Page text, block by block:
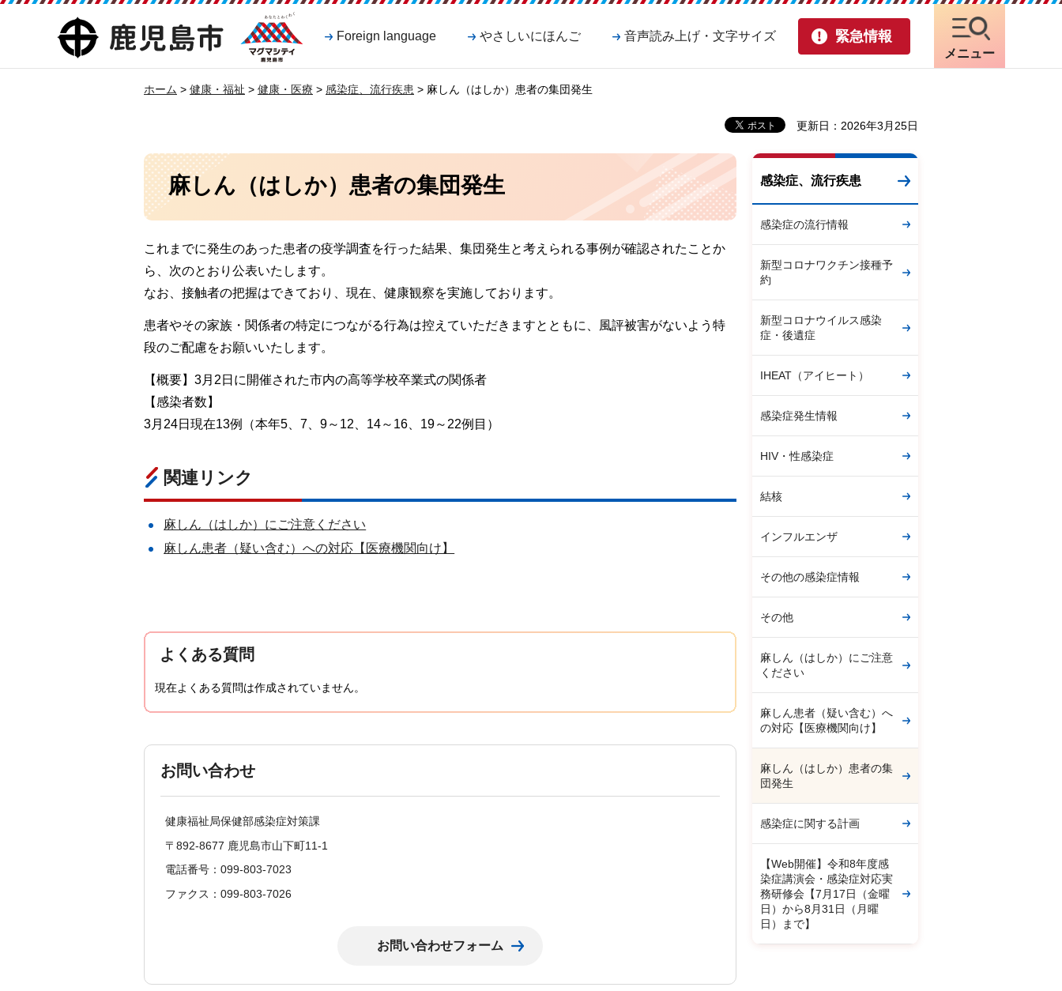
鹿児島市
マグマシティ
鹿児島市
Foreign language やさしいにほんご 音声読み上げ・文字サイズ 緊急情報
メニュー
ホーム > 健康・福祉 > 健康・医療 > 感染症、流行疾患 > 麻しん（はしか）患者の集団発生
更新日：2026年3月25日
麻しん（はしか）患者の集団発生
これまでに発生のあった患者の疫学調査を行った結果、集団発生と考えられる事例が確認されたことか
ら、次のとおり公表いたします。
なお、接触者の把握はできており、現在、健康観察を実施しております。
患者やその家族・関係者の特定につながる行為は控えていただきますとともに、風評被害がないよう特
段のご配慮をお願いいたします。
【概要】3月2日に開催された市内の高等学校卒業式の関係者
【感染者数】
3月24日現在13例（本年5、7、9～12、14～16、19～22例目）
関連リンク
麻しん（はしか）にご注意ください
麻しん患者（疑い含む）への対応【医療機関向け】
よくある質問
現在よくある質問は作成されていません。
お問い合わせ
健康福祉局保健部感染症対策課
〒892-8677 鹿児島市山下町11-1
電話番号：099-803-7023
ファクス：099-803-7026
感染症、流行疾患
感染症の流行情報
新型コロナワクチン接種予
約
新型コロナウイルス感染
症・後遺症
IHEAT（アイヒート）
感染症発生情報
HIV・性感染症
結核
インフルエンザ
その他の感染症情報
その他
麻しん（はしか）にご注意
ください
麻しん患者（疑い含む）へ
の対応【医療機関向け】
麻しん（はしか）患者の集
団発生
感染症に関する計画
【Web開催】令和8年度感
染症講演会・感染症対応実
務研修会【7月17日（金曜
日）から8月31日（月曜
日）まで】